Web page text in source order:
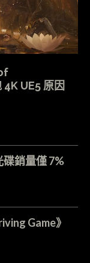
UE5 原因
碟銷量僅 7%
Game》